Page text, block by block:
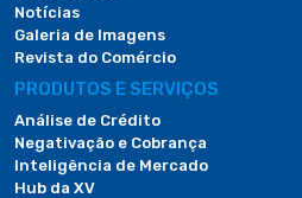
Notícias
Galeria de Imagens
Revista do Comércio
PRODUTOS E SERVIÇOS
Análise de Crédito
Negativação e Cobrança
Inteligência de Mercado
Hub da XV